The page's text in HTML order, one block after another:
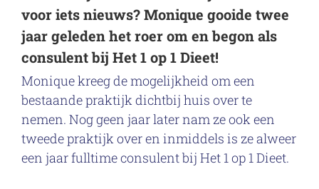
voor iets nieuws? Monique gooide twee
jaar geleden het roer om en begon als
consulent bij Het 1 op 1 Dieet!
Monique kreeg de mogelijkheid om een
bestaande praktijk dichtbij huis over te
nemen. Nog geen jaar later nam ze ook een
tweede praktijk over en inmiddels is ze alweer
een jaar fulltime consulent bij Het 1 op 1 Dieet.